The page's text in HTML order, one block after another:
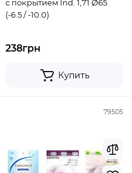
с покрытием Ind. 1,71 Ø65
(-6.5 / -10.0)
238грн
Купить
79505